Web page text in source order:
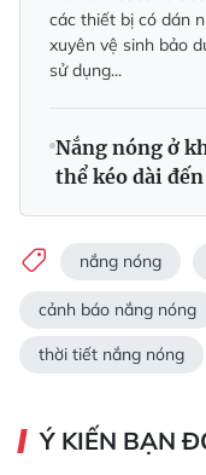
các thiết bị có dán
xuyên vệ sinh bảo
sử dụng...
Nắng nóng ở
thể kéo dài
nắng nóng
cảnh báo nắng nóng
thời tiết nắng nóng
Ý KIẾN BẠN